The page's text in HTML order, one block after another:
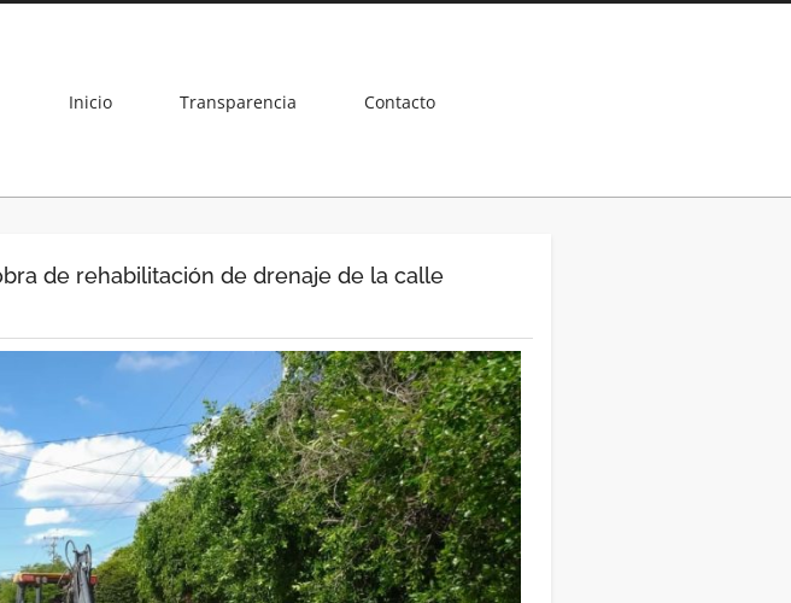
Inicio Transparencia Contacto
de rehabilitación de drenaje de la calle